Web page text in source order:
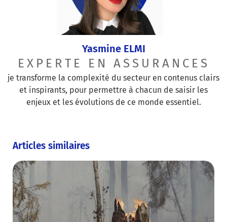
Yasmine ELMI
EXPERTE EN ASSURANCES
je transforme la complexité du secteur en contenus clairs
et inspirants, pour permettre à chacun de saisir les
enjeux et les évolutions de ce monde essentiel.
Articles similaires